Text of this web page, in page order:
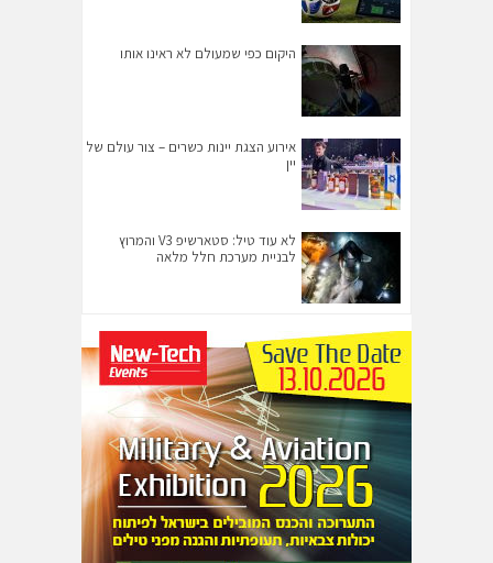
היקום כפי שמעולם לא ראינו אותו
אירוע הצגת יינות כשרים – צור עולם של
יין
לא עוד טיל: סטארשיפ V3 והמרוץ
לבניית מערכת חלל מלאה